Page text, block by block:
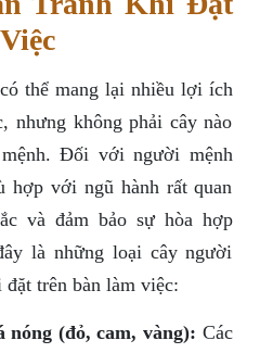
thể mang lại nhiều lợi ích
nhưng không phải cây nào
Đối với người mệnh
hợp với ngũ hành rất quan
và đảm bảo sự hòa hợp
là những loại cây người
trên bàn làm việc:
nóng (đỏ, cam, vàng): Các